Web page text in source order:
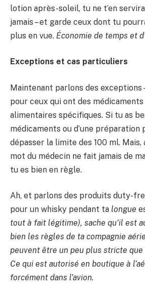
lotion après-soleil, tu ne t’en
jamais – et garde ceux dont tu
plus en vue. Économie de temps et
Exceptions et cas particuliers
Maintenant parlons des exceptions
pour ceux qui ont des médicaments
alimentaires spécifiques. Si tu as
médicaments ou d’une préparation
dépasser la limite des 100 ml.
mot du médecin ne fait jamais de
tu es bien en règle.
Ah, et parlons des produits duty-
pour un whisky pendant ta longue
tout à fait légitime), sache qu’il est
bien les règles de ta compagnie
peuvent être un peu plus stricte que
Ce qui est autorisé en boutique à
forcément dans l’avion.